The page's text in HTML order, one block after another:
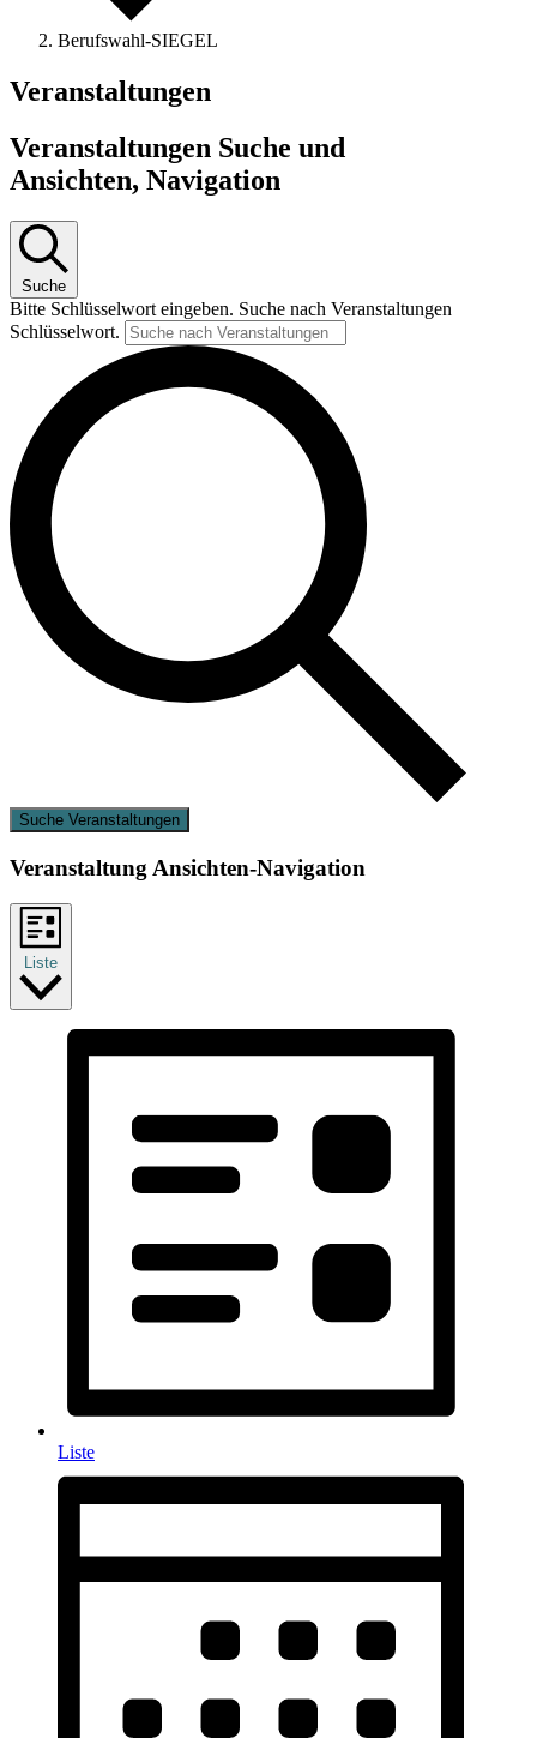
Berufswahl-SIEGEL
Veranstaltungen
Veranstaltungen Suche und
Ansichten, Navigation
Suche
Bitte Schlüsselwort eingeben. Suche nach Veranstaltungen
Schlüsselwort.
Suche Veranstaltungen
Veranstaltung Ansichten-Navigation
Liste
Liste